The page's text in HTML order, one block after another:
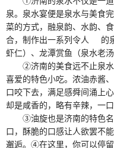
泉。泉水宴便是泉水与美食
菜的方式，融泉韵、水韵、
合，制作出一系列令人 的
虾仁）、龙潭赏鱼（泉水老
②济南的美食远不止泉水
喜爱的特色小吃。浓油赤酱
口咬下去，满足感舜间涌上
却是咸香的，略有辛辣，一
③油旋也是济南的特色名
口，酥脆的口感让人欲罢不
邂逅。④在这里，你可以停留